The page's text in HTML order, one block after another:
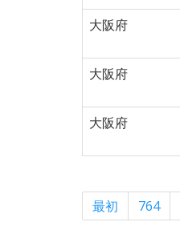
大阪府
大阪府
大阪府
最初 764